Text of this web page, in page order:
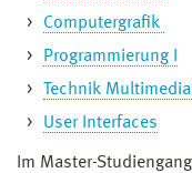
Computergrafik
Programmierung I
Technik
User Interfaces
Im Master-Studiengang